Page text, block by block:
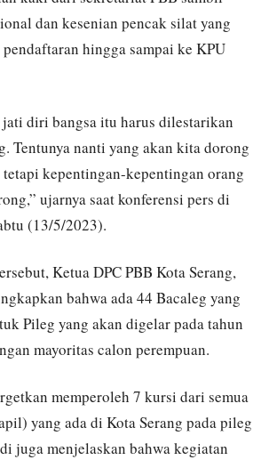
dan kesenian pencak silat yang
hingga sampai ke KPU
jati diri bangsa itu harus dilestarikan
Tentunya nanti yang akan kita dorong
tetapi kepentingan-kepentingan orang
ujarnya saat konferensi pers di
(13/5/2023).
Ketua DPC PBB Kota Serang,
bahwa ada 44 Bacaleg yang
Pileg yang akan digelar pada tahun
mayoritas calon perempuan.
memperoleh 7 kursi dari semua
yang ada di Kota Serang pada pileg
juga menjelaskan bahwa kegiatan